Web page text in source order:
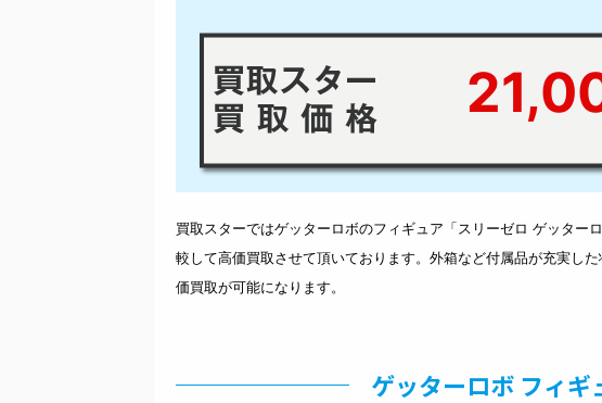
買取スターではゲッターロボのフィギュア「スリーゼロ ゲッター
較して高価買取させて頂いております。外箱など付属品が充実し
価買取が可能になります。
ゲッターロボ フィギ